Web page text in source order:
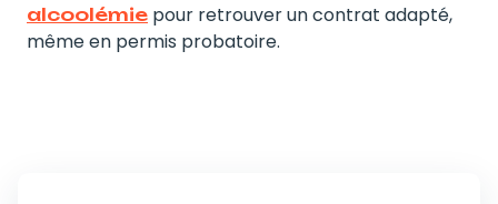
alcoolémie pour retrouver un contrat adapté,
même en permis probatoire.